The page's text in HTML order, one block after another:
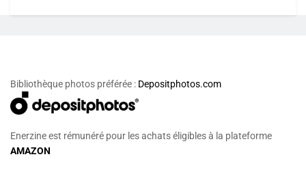
Bibliothèque photos préférée : Depositphotos.com
Enerzine est rémunéré pour les achats éligibles à la plateforme
AMAZON